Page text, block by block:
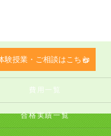
験授業・ご相談はこちら
費用一覧
合格実績一覧